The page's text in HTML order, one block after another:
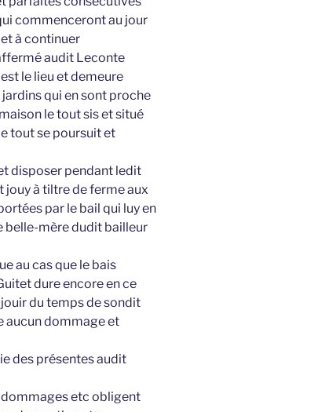
commenceront au jour
à continuer
audit Leconte
le lieu et demeure
qui en sont proche
le tout sis et situé
tout se poursuit et
disposer pendant ledit
jouy à tiltre de ferme aux
par le bail qui luy en
belle-mère dudit bailleur
au cas que le bais
dure encore en ce
jouir du temps de sondit
aucun dommage et
des présentes audit
dommages etc obligent